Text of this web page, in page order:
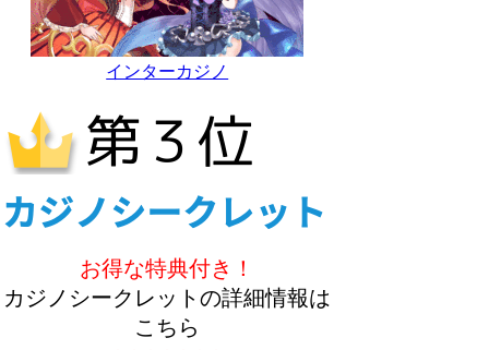
インターカジノ
お得な特典付き！
カジノシークレットの詳細情報は
こちら